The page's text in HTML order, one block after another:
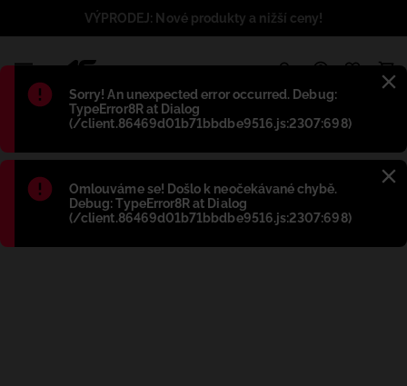
Błąd:
Sorry! An unexpected error occurred. Debug:
TypeError8R at Dialog
(/client.86469d01b71bbdbe9516.js:2307:698)
Błąd:
Omlouváme se! Došlo k neočekávané chybě.
Debug: TypeError8R at Dialog
(/client.86469d01b71bbdbe9516.js:2307:698)
VÝPRODEJ: Nové produkty a nižší ceny!